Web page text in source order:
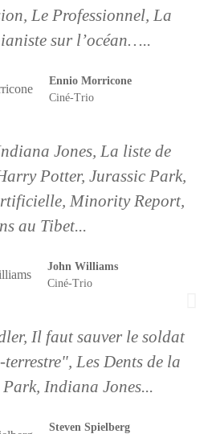
Le Professionnel, La
sur l’océan…..​
Ennio Morricone
Ciné-Trio
Jones, La liste de
Potter, Jurassic Park,
Minority Report,
au Tibet...​
John Williams
Ciné-Trio
Il faut sauver le soldat
Les Dents de la
Indiana Jones...
Steven Spielberg